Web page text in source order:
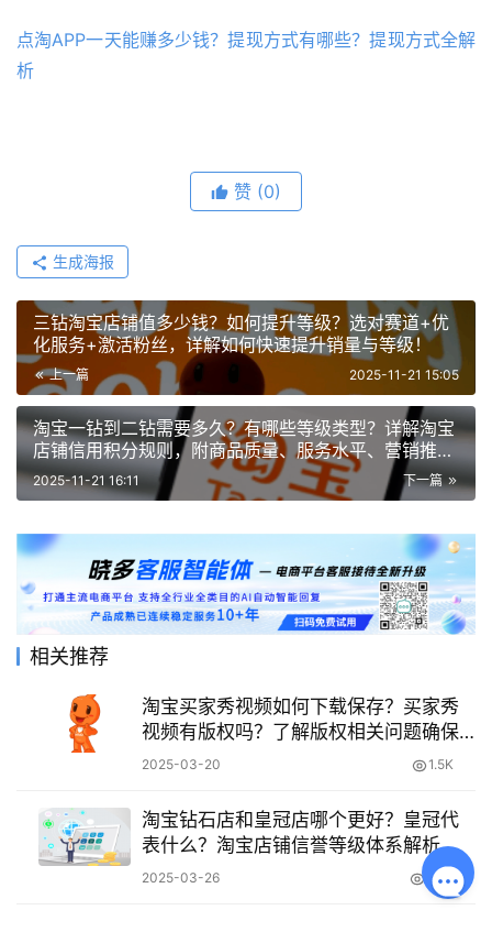
点淘APP一天能赚多少钱？提现方式有哪些？提现方式全解
析
赞 (0)
生成海报
三钻淘宝店铺值多少钱？如何提升等级？选对赛道+优
化服务+激活粉丝，详解如何快速提升销量与等级！
上一篇 2025-11-21 15:05
淘宝一钻到二钻需要多久？有哪些等级类型？详解淘宝
店铺信用积分规则，附商品质量、服务水平、营销推广
等核心影响因素解析！
下一篇
2025-11-21 16:11
相关推荐
淘宝买家秀视频如何下载保存？买家秀
视频有版权吗？了解版权相关问题确保
合法合规！
2025-03-20 1.5K
淘宝钻石店和皇冠店哪个更好？皇冠代
表什么？淘宝店铺信誉等级体系解析
2025-03-26 2.2K